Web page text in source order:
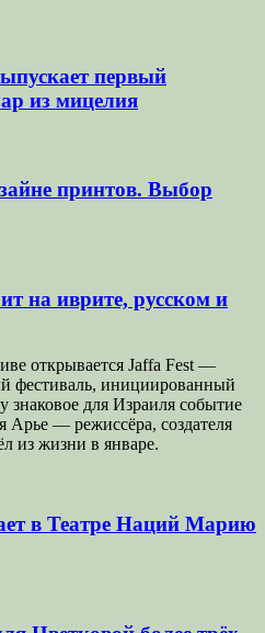
первый
из мицелия
принтов. Выбор
на иврите, русском и
открывается Jaffa Fest —
фестиваль, инициированный
знаковое для Израиля событие
Арье — режиссёра, создателя
из жизни в январе.
в Театре Наций Марию